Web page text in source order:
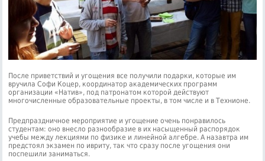
После приветствий и угощения все получили подарки, которые им
вручила Софи Коцер, координатор академических программ
организации «Натив», под патронатом которой действуют
многочисленные образовательные проекты, в том числе и в Технионе.
Предпраздничное мероприятие и угощение очень понравилось
студентам: оно внесло разнообразие в их насыщенный распорядок
учебы между лекциями по физике и линейной алгебре. А назавтра им
предстоял экзамен по ивриту, так что сразу после угощения они
поспешили заниматься.